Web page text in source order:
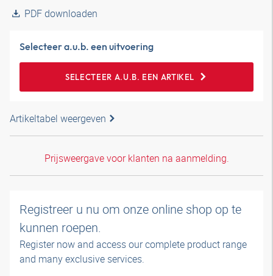
PDF downloaden
Selecteer a.u.b. een uitvoering
SELECTEER A.U.B. EEN ARTIKEL
Artikeltabel weergeven
Prijsweergave voor klanten na aanmelding.
Registreer u nu om onze online shop op te
kunnen roepen.
Register now and access our complete product range
and many exclusive services.